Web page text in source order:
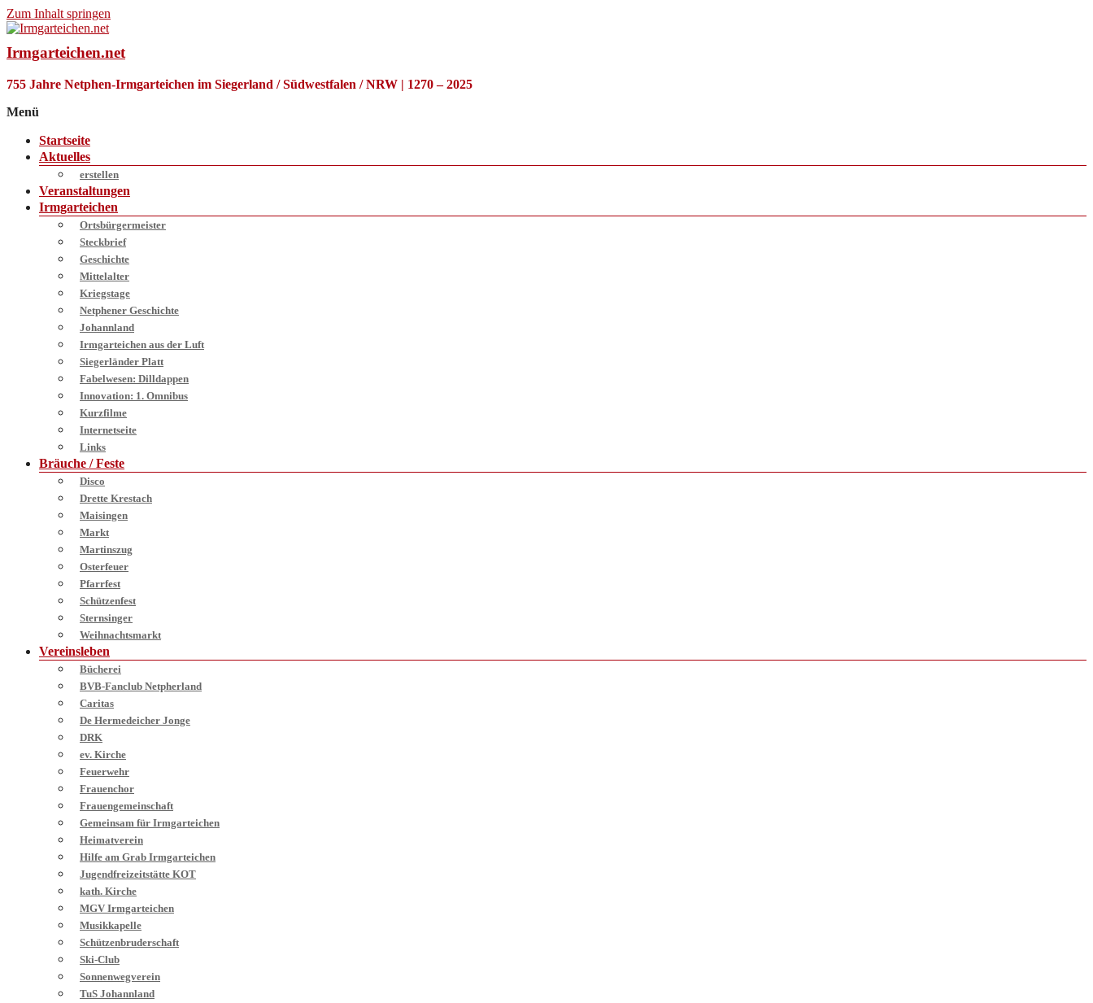
Zum Inhalt springen
Irmgarteichen.net
755 Jahre Netphen-Irmgarteichen im Siegerland / Südwestfalen / NRW | 1270 – 2025
Menü
Startseite
Aktuelles
erstellen
Veranstaltungen
Irmgarteichen
Ortsbürgermeister
Steckbrief
Geschichte
Mittelalter
Kriegstage
Netphener Geschichte
Johannland
Irmgarteichen aus der Luft
Siegerländer Platt
Fabelwesen: Dilldappen
Innovation: 1. Omnibus
Kurzfilme
Internetseite
Links
Bräuche / Feste
Disco
Drette Krestach
Maisingen
Markt
Martinszug
Osterfeuer
Pfarrfest
Schützenfest
Sternsinger
Weihnachtsmarkt
Vereinsleben
Bücherei
BVB-Fanclub Netpherland
Caritas
De Hermedeicher Jonge
DRK
ev. Kirche
Feuerwehr
Frauenchor
Frauengemeinschaft
Gemeinsam für Irmgarteichen
Heimatverein
Hilfe am Grab Irmgarteichen
Jugendfreizeitstätte KOT
kath. Kirche
MGV Irmgarteichen
Musikkapelle
Schützenbruderschaft
Ski-Club
Sonnenwegverein
TuS Johannland